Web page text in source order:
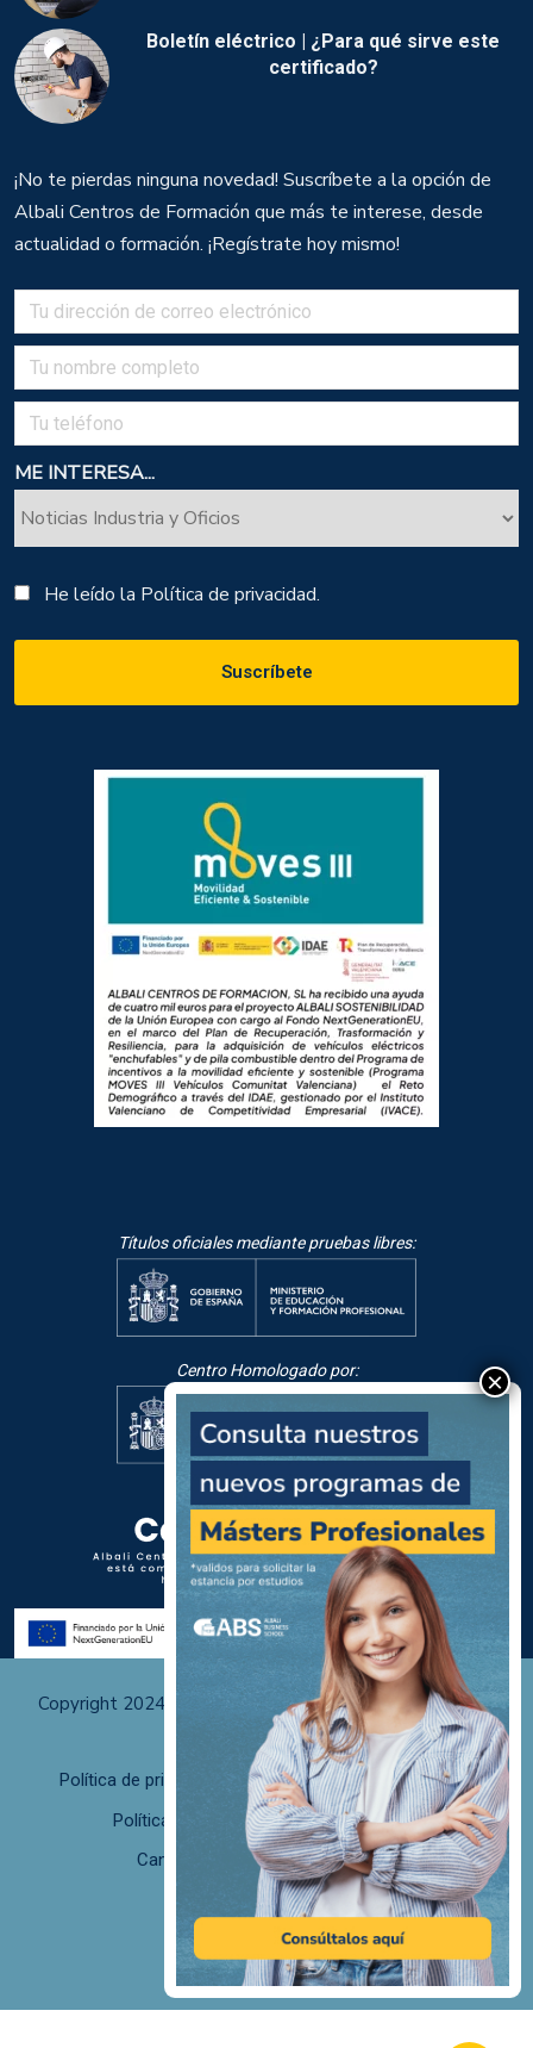
Boletín eléctrico | ¿Para qué sirve este
certificado?
¡No te pierdas ninguna novedad! Suscríbete a la opción de
Albali Centros de Formación que más te interese, desde
actualidad o formación. ¡Regístrate hoy mismo!
ME INTERESA...
He leído la Política de privacidad.
Títulos oficiales mediante pruebas libres:
Centro Homologado por:
Copyright 2024 Albali Centros de Formación | Todos los
derechos reservados
Política de privacidad
Políticas de uso y cookies
Política de calidad
F. desistimiento
Canal de Denuncias/Canal Ético